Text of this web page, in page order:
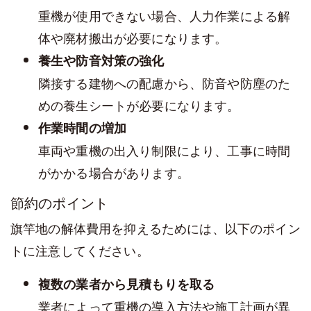
重機が使用できない場合、人力作業による解
体や廃材搬出が必要になります。
養生や防音対策の強化
隣接する建物への配慮から、防音や防塵のた
めの養生シートが必要になります。
作業時間の増加
車両や重機の出入り制限により、工事に時間
がかかる場合があります。
節約のポイント
旗竿地の解体費用を抑えるためには、以下のポイン
トに注意してください。
複数の業者から見積もりを取る
業者によって重機の導入方法や施工計画が異